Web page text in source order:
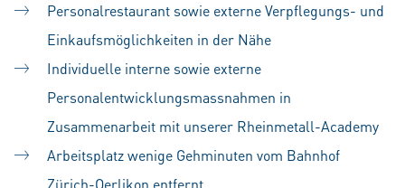
Personalrestaurant sowie externe Verpflegungs- und
Einkaufsmöglichkeiten in der Nähe
Individuelle interne sowie externe
Personalentwicklungsmassnahmen in
Zusammenarbeit mit unserer Rheinmetall-Academy
Arbeitsplatz wenige Gehminuten vom Bahnhof
Zürich-Oerlikon entfernt